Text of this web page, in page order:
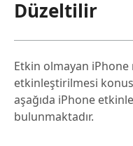
Düzeltilir
Etkin olmayan iPhone
etkinleştirilmesi
aşağıda iPhone
bulunmaktadır.